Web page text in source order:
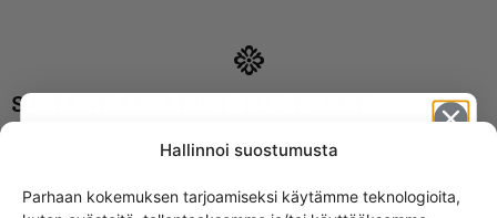
Hallinnoi suostumusta
Parhaan kokemuksen tarjoamiseksi käytämme teknologioita,
SAMANKALTAISET TUOTTEET
Arabia Lautanen,
AC-malli